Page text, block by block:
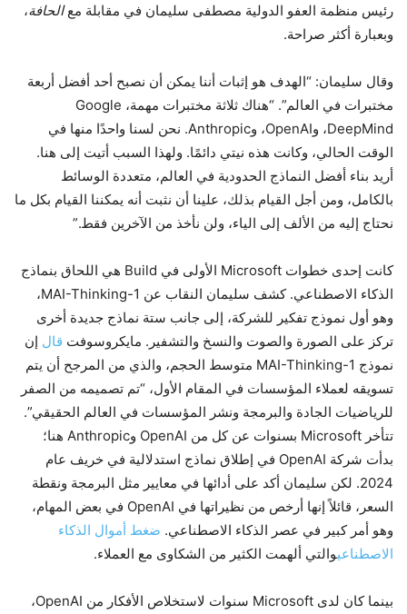
رئيس منظمة العفو الدولية مصطفى سليمان في مقابلة معالحافة،
وبعبارة أكثر صراحة.
وقال سليمان: “الهدف هو إثبات أننا يمكن أن نصبح أحد أفضل أربعة
مختبرات في العالم”. “هناك ثلاثة مختبرات مهمة، Google
DeepMind، وOpenAI، وAnthropic. نحن لسنا واحدًا منها في
الوقت الحالي، وكانت هذه نيتي دائمًا. ولهذا السبب أتيت إلى هنا.
أريد بناء أفضل النماذج الحدودية في العالم، متعددة الوسائط
بالكامل، ومن أجل القيام بذلك، علينا أن نثبت أنه يمكننا القيام بكل ما
نحتاج إليه من الألف إلى الياء، ولن نأخذ من الآخرين فقط.”
كانت إحدى خطوات Microsoft الأولى في Build هي اللحاق بنماذج
الذكاء الاصطناعي. كشف سليمان النقاب عن MAI-Thinking-1،
وهو أول نموذج تفكير للشركة، إلى جانب ستة نماذج جديدة أخرى
تركز على الصورة والصوت والنسخ والتشفير. مايكروسوفت قال إن
نموذج MAI-Thinking-1 متوسط ​​الحجم، والذي من المرجح أن يتم
تسويقه لعملاء المؤسسات في المقام الأول، “تم تصميمه من الصفر
للرياضيات الجادة والبرمجة ونشر المؤسسات في العالم الحقيقي”.
تتأخر Microsoft بسنوات عن كل من OpenAI وAnthropic هنا؛
بدأت شركة OpenAI في إطلاق نماذج استدلالية في خريف عام
2024. لكن سليمان أكد على أدائها في معايير مثل البرمجة ونقطة
السعر، قائلاً إنها أرخص من نظيراتها في OpenAI في بعض المهام،
وهو أمر كبير في عصر الذكاء الاصطناعي. ضغط أموال الذكاء
الاصطناعيوالتي ألهمت الكثير من الشكاوى مع العملاء.
بينما كان لدى Microsoft سنوات لاستخلاص الأفكار من OpenAI،